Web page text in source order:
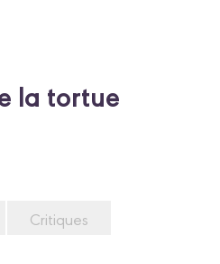
la tortue
Critiques